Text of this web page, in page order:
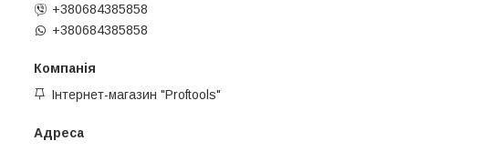
+380684385858
+380684385858
Інтернет-магазин "Proftools"